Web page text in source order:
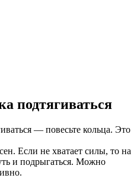
подтягиваться⁠
— повесьте кольца. Это
Если не хватает силы, то на
и подрыгаться. Можно